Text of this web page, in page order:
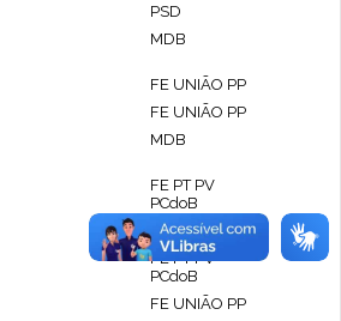
PSD
MDB
FE UNIÃO PP
FE UNIÃO PP
MDB
FE PT PV
PCdoB
FE UNIÃO PP
FE PT PV
PCdoB
FE UNIÃO PP